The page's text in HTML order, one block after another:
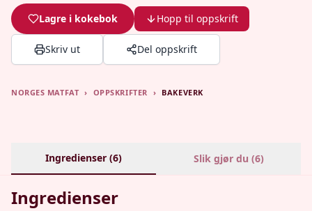
Lagre i kokebok Hopp til oppskrift
Skriv ut Del oppskrift
NORGES MATFAT › OPPSKRIFTER › BAKEVERK
Ingredienser (6) Slik gjør du (6)
Ingredienser